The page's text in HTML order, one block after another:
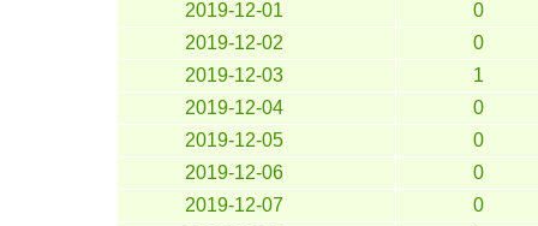
2019-12-01
0
2019-12-02
0
2019-12-03
1
2019-12-04
0
2019-12-05
0
2019-12-06
0
2019-12-07
0